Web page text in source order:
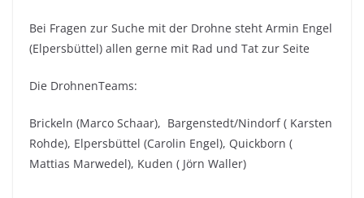
Bei Fragen zur Suche mit der Drohne steht Armin Engel
(Elpersbüttel) allen gerne mit Rad und Tat zur Seite
Die DrohnenTeams:
Brickeln (Marco Schaar), Bargenstedt/Nindorf ( Karsten
Rohde), Elpersbüttel (Carolin Engel), Quickborn (
Mattias Marwedel), Kuden ( Jörn Waller)